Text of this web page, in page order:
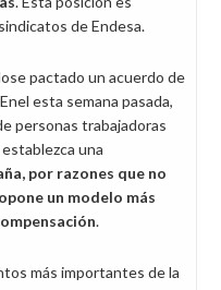
de Endesa.
pactado un acuerdo de
esta semana pasada,
personas trabajadoras
una
por razones que no
un modelo más
.
más importantes de la